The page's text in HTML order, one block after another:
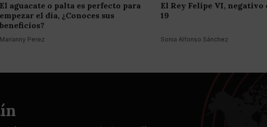
El aguacate o palta es perfecto para
empezar el día, ¿Conoces sus
beneficios?
Marianny Perez
El Rey Felipe VI, negativo
19
Sonia Alfonso Sánchez